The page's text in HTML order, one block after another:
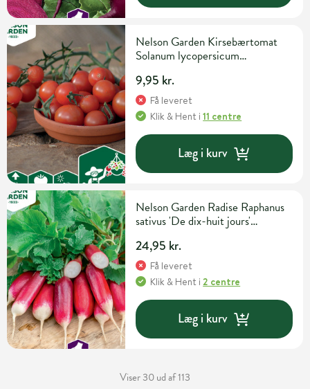
Nelson Garden Kirsebærtomat
Solanum lycopersicum
9,95 kr.
Få leveret
Klik & Hent i11 centre
Læg i kurv
Nelson Garden Radise Raphanus
sativus 'De dix-huit jours'
24,95 kr.
Få leveret
Klik & Hent i2 centre
Læg i kurv
Viser 30 ud af 113